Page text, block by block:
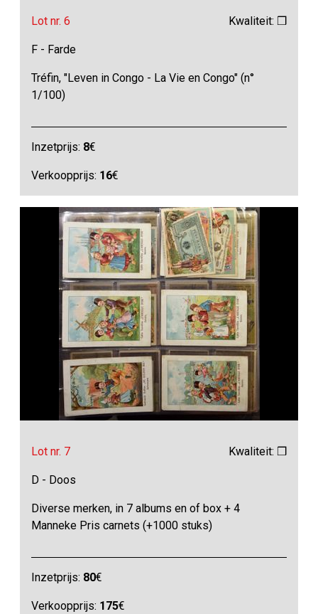
Lot nr. 6 Kwaliteit: ❒
F - Farde
Tréfin, "Leven in Congo - La Vie en Congo" (n°
1/100)
Inzetprijs: 8€
Verkoopprijs: 16€
Lot nr. 7 Kwaliteit: ❒
D - Doos
Diverse merken, in 7 albums en of box + 4
Manneke Pris carnets (+1000 stuks)
Inzetprijs: 80€
Verkoopprijs: 175€